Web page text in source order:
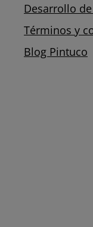
Desarrollo
Términos y
Blog Pintuco